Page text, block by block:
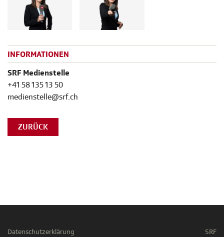
INFORMATIONEN
SRF Medienstelle
+41 58 135 13 50
medienstelle@srf.ch
ZURÜCK
Datenschutzerklärung SRF